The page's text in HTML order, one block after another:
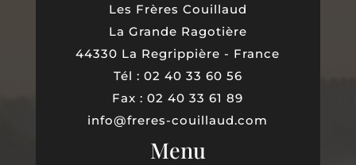
Les Frères Couillaud
La Grande Ragotière
44330 La Regrippière - France
Tél : 02 40 33 60 56
Fax : 02 40 33 61 89
info@freres-couillaud.com
Menu